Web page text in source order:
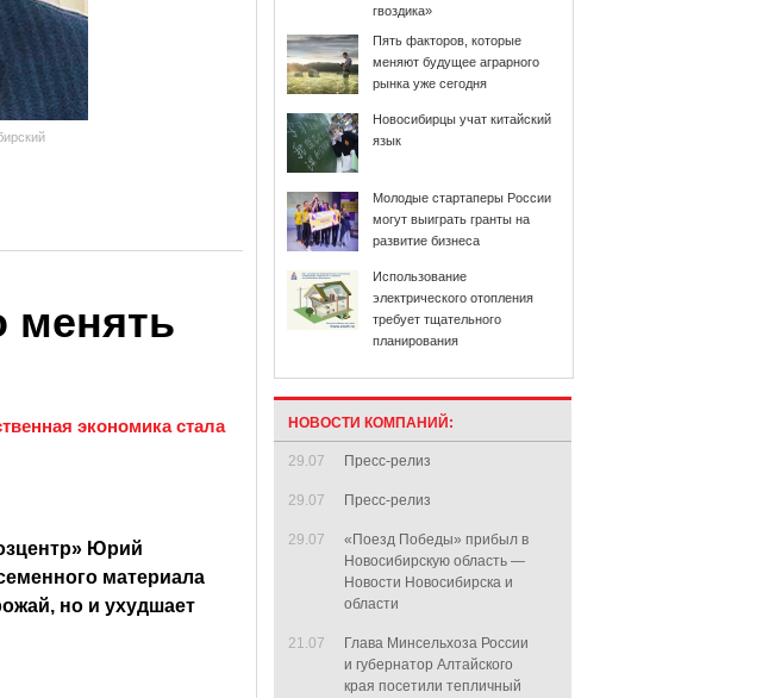
экономика стала
Юрий
материала
но и ухудшает
гвоздика»
Пять факторов, которые
меняют будущее аграрного
рынка уже сегодня
Новосибирцы учат китайский
язык
Молодые стартаперы России
могут выиграть гранты на
развитие бизнеса
Использование
электрического отопления
требует тщательного
планирования
НОВОСТИ КОМПАНИЙ:
29.07 Пресс-релиз
29.07 Пресс-релиз
29.07
«Поезд Победы» прибыл в
Новосибирскую область —
Новости Новосибирска и
области
21.07
Глава Минсельхоза России
и губернатор Алтайского
края посетили тепличный